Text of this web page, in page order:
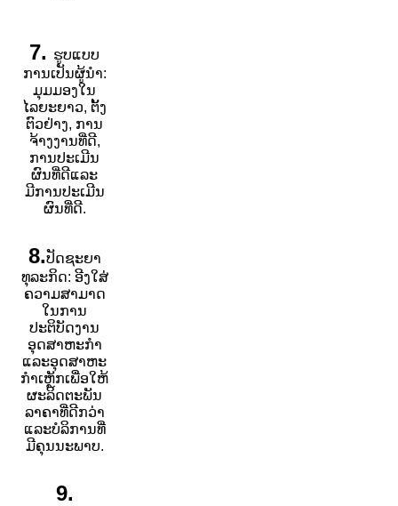
7. ຮູບແບບ
ການເປັນຜູ້ນໍາ:
ມຸມມອງໃນ
ໄລຍະຍາວ, ຕັ້ງ
ຕົວຢ່າງ, ການ
ຈ້າງງານທີ່ດີ,
ການປະເມີນ
ຜົນທີ່ດີແລະ
ມີການປະເມີນ
ຜົນທີ່ດີ.
8.ປັດຊະຍາ
ທຸລະກິດ: ອີງໃສ່
ຄວາມສາມາດ
ໃນການ
ປະຕິບັດງານ
ອຸດສາຫະກໍາ
ແລະອຸດສາຫະ
ກໍາເຫຼັກເພື່ອໃຫ້
ຜະລິດຕະພັນ
ລາຄາທີ່ດີກວ່າ
ແລະບໍລິການທີ່
ມີຄຸນນະພາບ.
9.